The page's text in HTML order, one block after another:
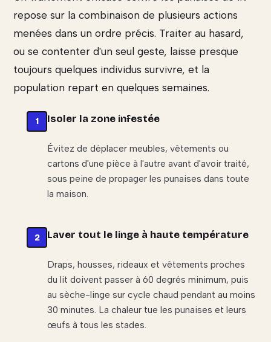
repose sur la combinaison de plusieurs actions
menées dans un ordre précis. Traiter au hasard,
ou se contenter d'un seul geste, laisse presque
toujours quelques individus survivre, et la
population repart en quelques semaines.
Isoler la zone infestée
Évitez de déplacer meubles, vêtements ou
cartons d'une pièce à l'autre avant d'avoir traité,
sous peine de propager les punaises dans toute
la maison.
Laver tout le linge à haute température
Draps, housses, rideaux et vêtements proches
du lit doivent passer à 60 degrés minimum, puis
au sèche-linge sur cycle chaud pendant au moins
30 minutes. La chaleur tue les punaises et leurs
œufs à tous les stades.